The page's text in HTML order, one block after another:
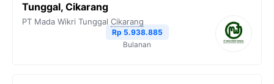
Tunggal, Cikarang
PT Mada Wikri Tunggal Cikarang
Rp 5.938.885
Bulanan